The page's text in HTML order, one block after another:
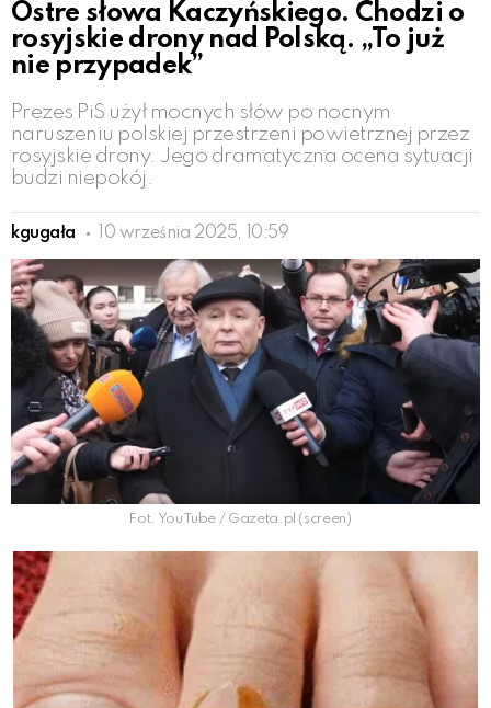
Ostre słowa Kaczyńskiego. Chodzi o
rosyjskie drony nad Polską. „To już
nie przypadek”
Prezes PiS użył mocnych słów po nocnym
naruszeniu polskiej przestrzeni powietrznej przez
rosyjskie drony. Jego dramatyczna ocena sytuacji
budzi niepokój.
kgugała 10 września 2025, 10:59
Fot. YouTube / Gazeta.pl (screen)